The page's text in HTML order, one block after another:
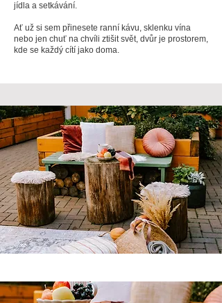
jídla a setkávání.
Ať už si sem přinesete ranní kávu, sklenku vína
nebo jen chuť na chvíli ztišit svět, dvůr je prostorem,
kde se každý cítí jako doma.